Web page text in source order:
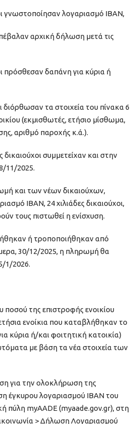
γνωστοποίησαν λογαριασμό ΙΒΑΝ,
αρχική δήλωση μετά τις
πρόσθεσαν δαπάνη για κύρια ή
διόρθωσαν τα στοιχεία του πίνακα 6
(εκμισθωτές, ετήσιο μίσθωμα,
αριθμό παροχής κ.ά.).
δικαιούχοι συμμετείχαν και στην
11/2025.
και των νέων δικαιούχων,
ΙΒΑΝ, 24 χιλιάδες δικαιούχοι,
τους πιστωθεί η ενίσχυση.
ή τροποποιήθηκαν από
30/12/2025, η πληρωμή θα
1/2026.
ποσού της επιστροφής ενοικίου
ενοίκια που καταβλήθηκαν το
κύρια ή/και φοιτητική κατοικία)
με βάση τα νέα στοιχεία των
για την ολοκλήρωση της
έγκυρου λογαριασμού IBAN του
πύλη myAADE (myaade.gov.gr), στη
> Δήλωση Λογαριασμού